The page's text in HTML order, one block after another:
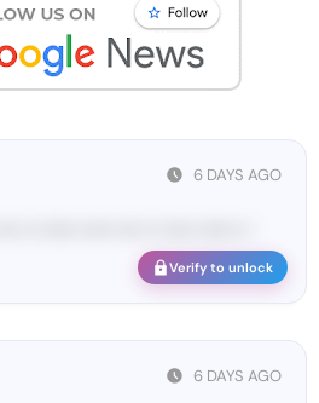
6 DAYS AGO
Verify to unlock
6 DAYS AGO